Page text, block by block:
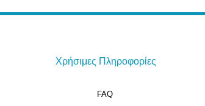
Χρήσιμες Πληροφορίες
FAQ